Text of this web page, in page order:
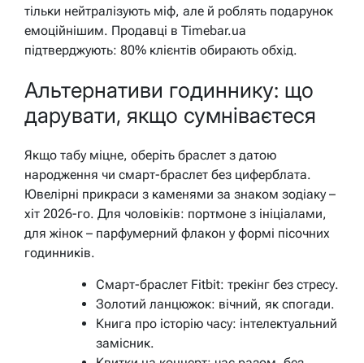
тільки нейтралізують міф, але й роблять подарунок
емоційнішим. Продавці в Timebar.ua
підтверджують: 80% клієнтів обирають обхід.
Альтернативи годиннику: що
дарувати, якщо сумніваєтеся
Якщо табу міцне, оберіть браслет з датою
народження чи смарт-браслет без циферблата.
Ювелірні прикраси з каменями за знаком зодіаку –
хіт 2026-го. Для чоловіків: портмоне з ініціалами,
для жінок – парфумерний флакон у формі пісочних
годинників.
Смарт-браслет Fitbit: трекінг без стресу.
Золотий ланцюжок: вічний, як спогади.
Книга про історію часу: інтелектуальний
замісник.